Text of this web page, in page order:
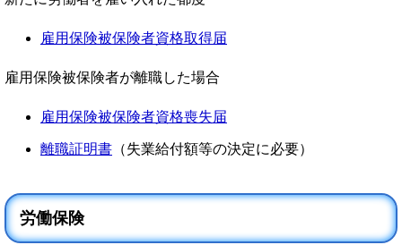
雇用保険被保険者資格取得届
雇用保険被保険者が離職した場合
雇用保険被保険者資格喪失届
離職証明書 （失業給付額等の決定に必要）
労働保険